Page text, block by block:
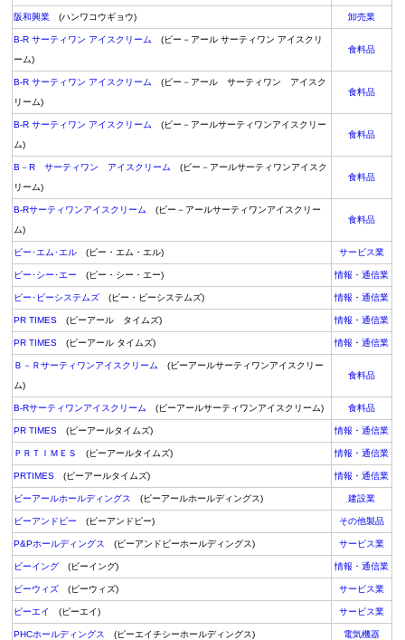
阪和興業 (ハンワコウギョウ) 卸売業
B-R サーティワン アイスクリーム
(ビー－アール サーティワン アイスクリ
ーム)
食料品
B-R サーティワン アイスクリーム
(ビー－アール サーティワン アイスク
リーム)
食料品
B-R サーティワン アイスクリーム
(ビー－アールサーティワンアイスクリー
ム)
食料品
B－R サーティワン アイスクリーム
(ビー－アールサーティワンアイスク
リーム)
食料品
B-Rサーティワンアイスクリーム
(ビー－アールサーティワンアイスクリー
ム)
食料品
ビー･エム･エル (ビー・エム・エル) サービス業
ピー･シー･エー (ピー・シー・エー) 情報・通信業
ピー･ビーシステムズ (ピー・ビーシステムズ) 情報・通信業
PR TIMES (ピーアール タイムズ) 情報・通信業
PR TIMES (ピーアール タイムズ) 情報・通信業
Ｂ－Ｒサーティワンアイスクリーム
(ビーアールサーティワンアイスクリー
ム)
食料品
B-Rサーティワンアイスクリーム (ビーアールサーティワンアイスクリーム) 食料品
PR TIMES (ピーアールタイムズ) 情報・通信業
ＰＲＴＩＭＥＳ (ピーアールタイムズ) 情報・通信業
PRTIMES (ピーアールタイムズ) 情報・通信業
ビーアールホールディングス (ビーアールホールディングス) 建設業
ビーアンドピー (ビーアンドピー) その他製品
P&Pホールディングス (ピーアンドピーホールディングス) サービス業
ビーイング (ビーイング) 情報・通信業
ビーウィズ (ビーウィズ) サービス業
ピーエイ (ピーエイ) サービス業
PHCホールディングス (ピーエイチシーホールディングス) 電気機器